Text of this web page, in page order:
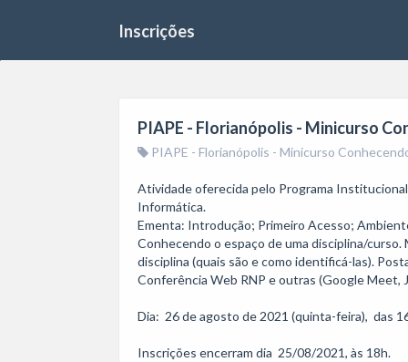
Inscrições
PIAPE - Florianópolis - Minicurso
PIAPE - Florianópolis - Minicurso
Atividade oferecida pelo Programa
Informática.
Ementa: Introdução; Primeiro Acesso;
Conhecendo o espaço de uma disciplina/
disciplina (quais são e como identificá-las).
Conferência Web RNP e outras (Google Meet,
Dia:  26 de agosto de 2021 (quinta-feira),  das
Inscrições encerram dia  25/08/2021, às 18h.